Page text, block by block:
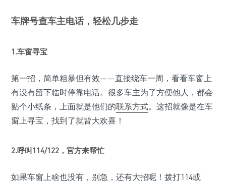
车牌号查车主电话，轻松几步走
1.车窗寻宝
第一招，简单粗暴但有效——直接绕车一周，看看车窗上
有没有留下临时停靠电话。很多车主为了方便他人，都会
贴个小纸条，上面就是他们的联系方式。这招就像是在车
窗上寻宝，找到了就皆大欢喜！
2.呼叫114/122，官方来帮忙
如果车窗上啥也没有，别急，还有大招呢！拨打114或